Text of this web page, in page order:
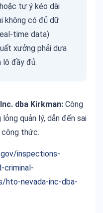
tự ý kéo dài
không có đủ dữ
time data)
xưởng phải dựa
lô đầy đủ.
dba Kirkman: Công
quản lý, dẫn đến sai
công thức.
inspections-
criminal-
hto-nevada-inc-dba-